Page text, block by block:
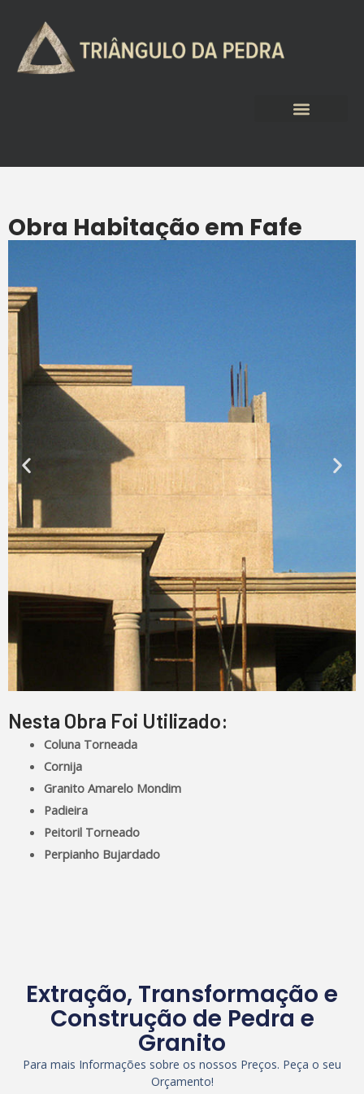
Obra Habitação em Fafe
Nesta Obra Foi Utilizado:
Coluna Torneada
Cornija
Granito Amarelo Mondim
Padieira
Peitoril Torneado
Perpianho Bujardado
Extração, Transformação e
Construção de Pedra e
Granito
Para mais Informações sobre os nossos Preços. Peça o seu
Orçamento!